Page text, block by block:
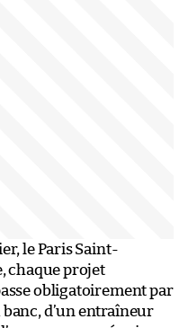
le Paris Saint-
chaque projet
obligatoirement par
d’un entraîneur